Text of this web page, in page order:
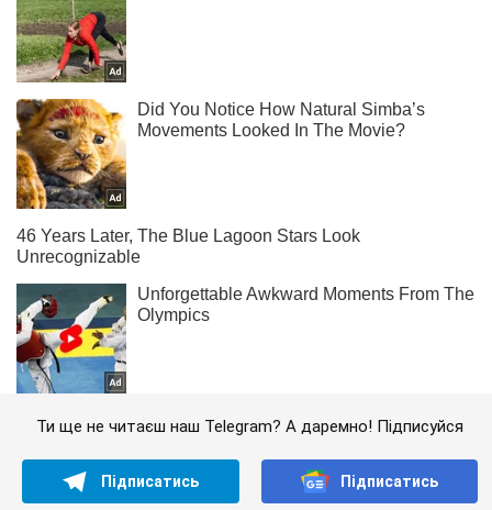
Ти ще не читаєш наш Telegram? А даремно! Підписуйся
Підписатись Підписатись